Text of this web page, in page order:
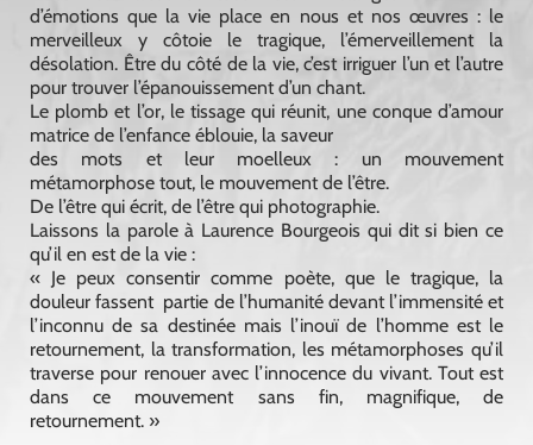
d’émotions que la vie place en nous et nos œuvres : le
merveilleux y côtoie le tragique, l’émerveillement la
désolation. Être du côté de la vie, c’est irriguer l’un et l’autre
pour trouver l’épanouissement d’un chant.
Le plomb et l’or, le tissage qui réunit, une conque d’amour
matrice de l’enfance éblouie, la saveur
des mots et leur moelleux : un mouvement
métamorphose tout, le mouvement de l’être.
De l’être qui écrit, de l’être qui photographie.
Laissons la parole à Laurence Bourgeois qui dit si bien ce
qu’il en est de la vie :
« Je peux consentir comme poète, que le tragique, la
douleur fassent partie de l’humanité devant l’immensité et
l’inconnu de sa destinée mais l’inouï de l’homme est le
retournement, la transformation, les métamorphoses qu’il
traverse pour renouer avec l’innocence du vivant. Tout est
dans ce mouvement sans fin, magnifique, de
retournement. »